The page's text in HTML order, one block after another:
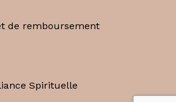
de remboursement
Spirituelle